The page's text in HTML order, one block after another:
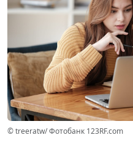
© treeratw/ Фотобанк 123RF.com